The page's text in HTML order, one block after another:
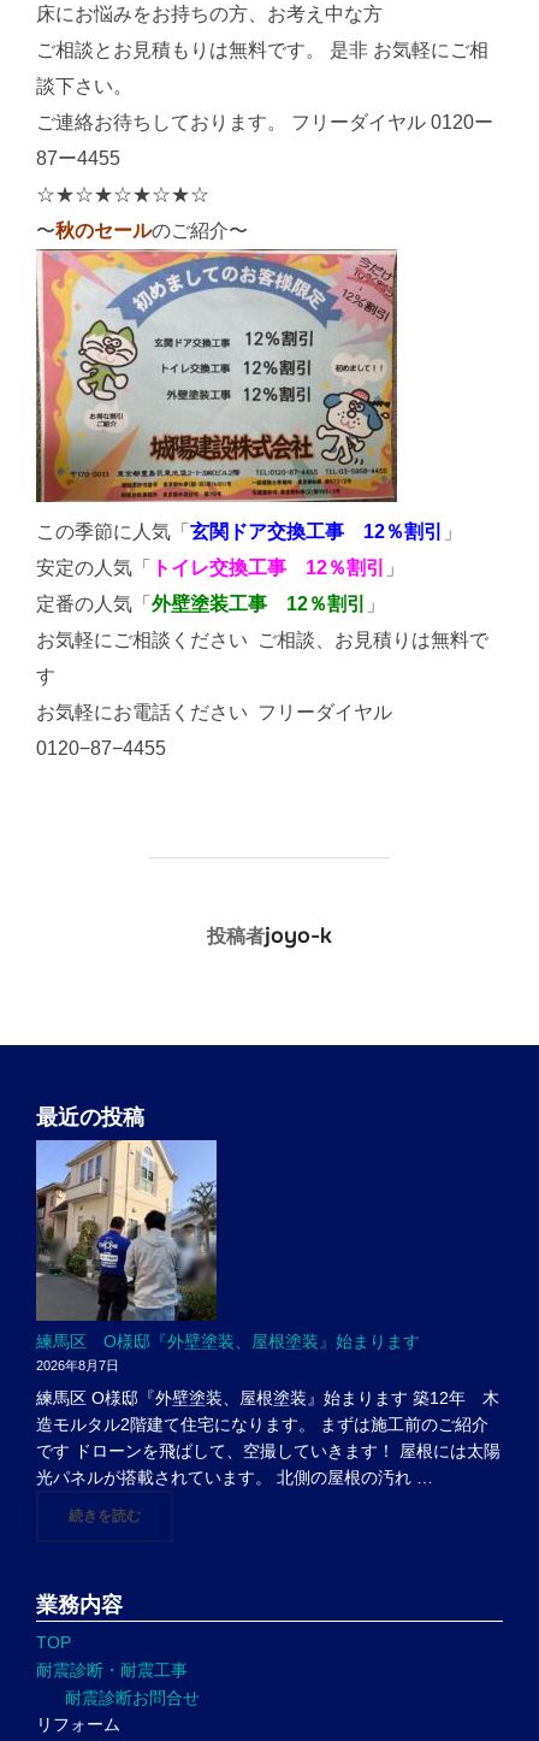
床にお悩みをお持ちの方、お考え中な方
ご相談とお見積もりは無料です。 是非 お気軽にご相
談下さい。
ご連絡お待ちしております。 フリーダイヤル 0120ー
87ー4455
☆★☆★☆★☆★☆
〜秋のセールのご紹介〜
この季節に人気「 玄関ドア交換工事 12％割引
」
安定の人気「
トイレ交換工事 12％割引
」
定番の人気「 外壁塗装工事 12％割引
」
お気軽にご相談ください ご相談、お見積りは無料で
す
お気軽にお電話ください フリーダイヤル
0120−87−4455
投稿者
投稿者joyo-k
最近の投稿
練馬区 O様邸『外壁塗装、屋根塗装』始まります
2026年8月7日
練馬区 O様邸『外壁塗装、屋根塗装』始まります 築12年 木
造モルタル2階建て住宅になります。 まずは施工前のご紹介
です ドローンを飛ばして、空撮していきます！ 屋根には太陽
光パネルが搭載されています。 北側の屋根の汚れ …
続きを読む"練馬区 O様邸『外壁塗装、屋根塗装』始まります"
業務内容
TOP
耐震診断・耐震工事
耐震診断お問合せ
リフォーム